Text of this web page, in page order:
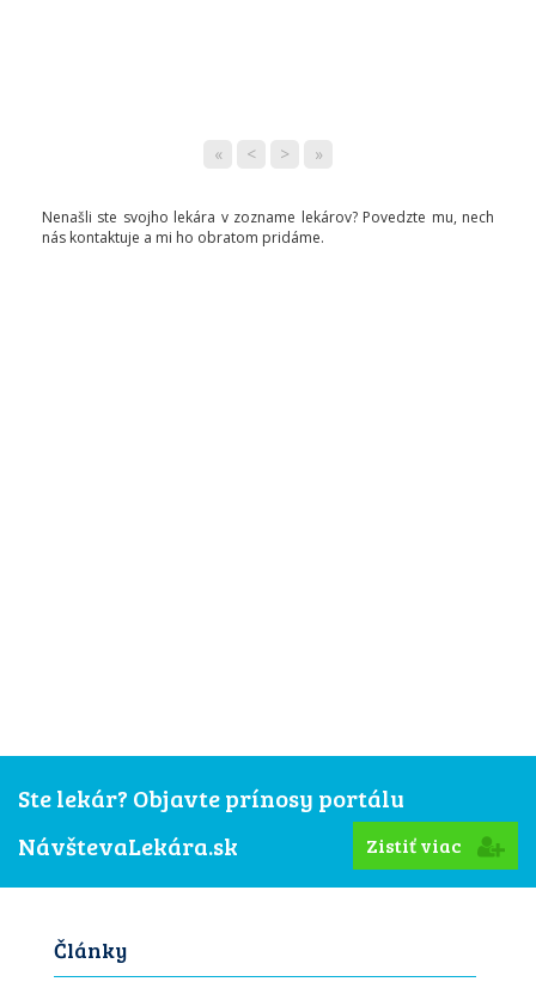
« < > »
Nenašli ste svojho lekára v zozname lekárov? Povedzte mu, nech
nás kontaktuje a mi ho obratom pridáme.
Ste lekár? Objavte prínosy portálu
NávštevaLekára.sk
Zistiť viac
Články